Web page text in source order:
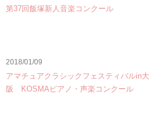
第37回飯塚新人音楽コンクール
2018/01/09
アマチュアクラシックフェスティバルin大
阪 KOSMAピアノ・声楽コンクール